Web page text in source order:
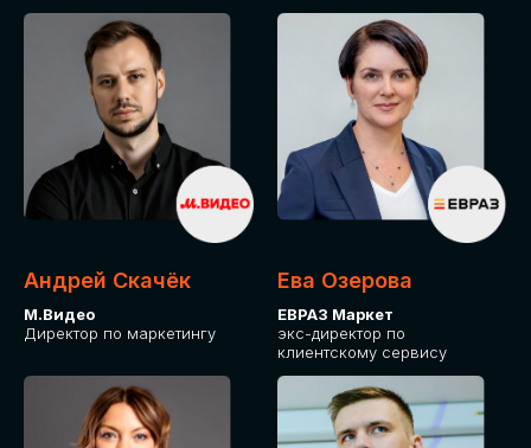
Андрей Скачёк
М.Видео
Директор по маркетингу
Ева Озерова
ЕВРАЗ Маркет
экс-директор по
клиентскому сервису